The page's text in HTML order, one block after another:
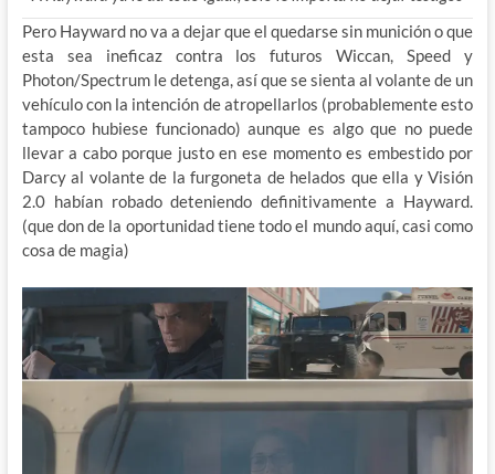
Pero Hayward no va a dejar que el quedarse sin munición o que
esta sea ineficaz contra los futuros Wiccan, Speed y
Photon/Spectrum le detenga, así que se sienta al volante de un
vehículo con la intención de atropellarlos (probablemente esto
tampoco hubiese funcionado) aunque es algo que no puede
llevar a cabo porque justo en ese momento es embestido por
Darcy al volante de la furgoneta de helados que ella y Visión
2.0 habían robado deteniendo definitivamente a Hayward.
(que don de la oportunidad tiene todo el mundo aquí, casi como
cosa de magia)